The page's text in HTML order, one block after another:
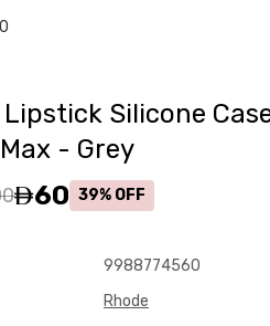
Lipstick Silicone
- Grey
60 39% OFF
9988774560
Rhode